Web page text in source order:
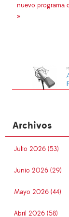
nuevo programa
»
Archivos
Julio 2026 (53)
Junio 2026 (29)
Mayo 2026 (44)
Abril 2026 (58)